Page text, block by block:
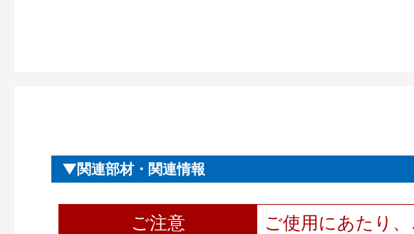
関連部材・関連情報
ご注意 ご使用にあたり